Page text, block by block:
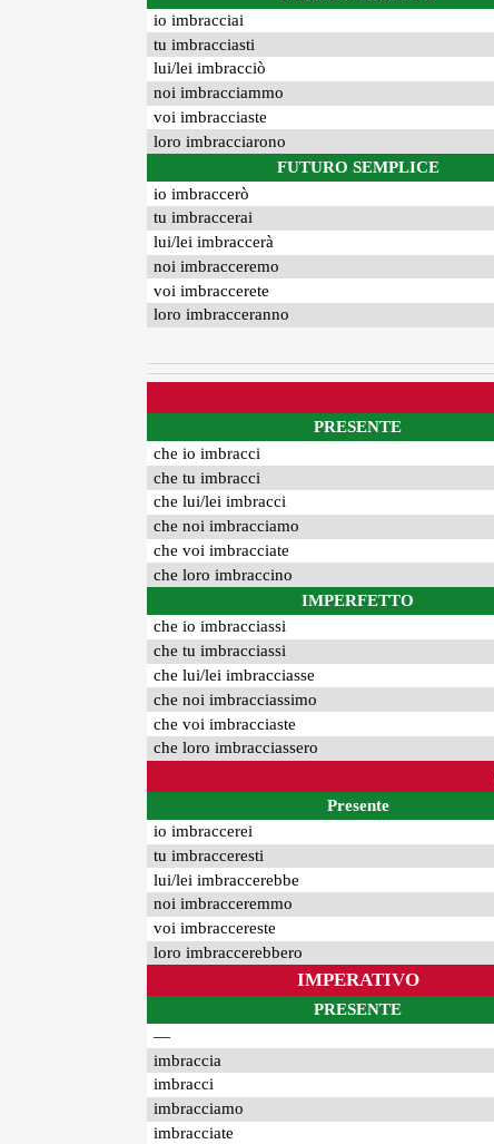
io imbracciai
tu imbracciasti
lui/lei imbracciò
noi imbracciammo
voi imbracciaste
loro imbracciarono
FUTURO SEMPLICE
io imbraccerò
tu imbraccerai
lui/lei imbraccerà
noi imbracceremo
voi imbraccerete
loro imbracceranno
PRESENTE
che io imbracci
che tu imbracci
che lui/lei imbracci
che noi imbracciamo
che voi imbracciate
che loro imbraccino
IMPERFETTO
che io imbracciassi
che tu imbracciassi
che lui/lei imbracciasse
che noi imbracciassimo
che voi imbracciaste
che loro imbracciassero
Presente
io imbraccerei
tu imbracceresti
lui/lei imbraccerebbe
noi imbracceremmo
voi imbraccereste
loro imbraccerebbero
IMPERATIVO
PRESENTE
—
imbraccia
imbracci
imbracciamo
imbracciate